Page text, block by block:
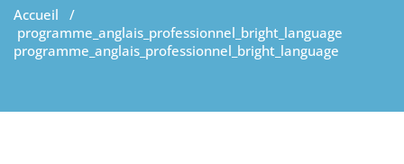
Accueil /
programme_anglais_professionnel_bright_language
programme_anglais_professionnel_bright_language